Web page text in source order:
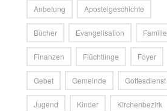
Anbetung Apostelgeschichte
Bücher Evangelisation Familie
Finanzen Flüchtlinge Foyer
Gebet Gemeinde Gottesdienst
Jugend Kinder Kirchenbezirk